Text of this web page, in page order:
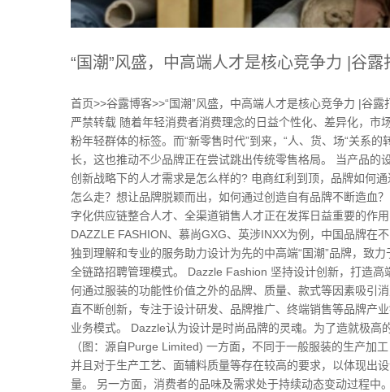
“国潮”风盛，中高端人才是核心竞争力 |谷
首页>>谷露博客>>“国潮”风盛，中高端人才是核心竞争力 |谷
严禁转载 随着年轻消费者消费理念的日益个性化、差异化，市
粉年轻群体的标签。而“新零售时代”到来，“人、货、场“关系
长，这也推动不少品牌正在尝试跳出传统零售格局。 当产品
创新战略下的人才需求是怎么样的? 电商红利到顶，品牌如何
怎么走？想让品牌脱颖而出，如何通过创造自有品牌不断造血
字化供应链整合人才、全渠道销售人才正在发挥日益重要的作
DAZZLE FASHION、慕尚GXG、英涉INXX为例，中国品牌在
独到理解和专业的服务助力设计为先的中高端“国潮”品牌，致
全链路招聘管理模式。 Dazzle Fashion 坚持设计创新，打造
何通过服装的功能性价值之外的品牌、质量、款式等因素吸引
直不断创新，专注于设计研发、品牌推广、终端销售等品牌产
业务模式。 Dazzle认为设计是时尚品牌的灵魂。为了造就极高
（图：源自Purge Limited) 一方面，不同于一般服装的生产加
并且对于生产工艺、面辅料质量等存在较高的要求，以体现出
量。 另一方面，消费者的品味及需求处于持续动态变动过程